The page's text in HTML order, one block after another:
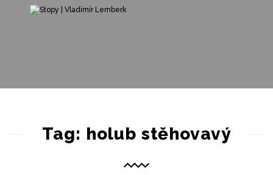
Tag: holub stěhovavý